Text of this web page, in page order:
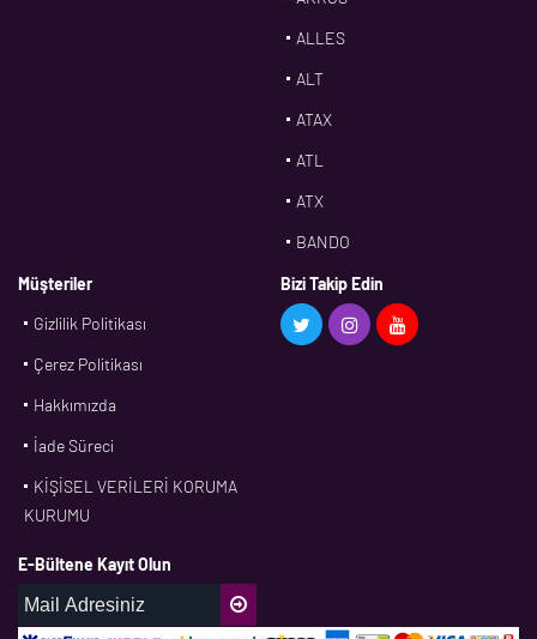
ALLES
ALT
ATAX
ATL
ATX
BANDO
BMS
CDF
Müşteriler
Gizlilik Politikası
Çerez Politikası
Hakkımızda
İade Süreci
KİŞİSEL VERİLERİ KORUMA
KURUMU
Bizi Takip Edin
E-Bültene Kayıt Olun